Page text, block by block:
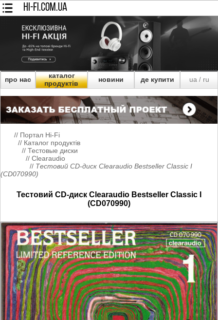
HI-FI.COM.UA
про нас
каталог
продуктів
новини де купити ua/ ru
// Портал Hi-Fi
// Каталог продуктів
// Тестовые диски
// Clearaudio
// Тестовий CD-диск Clearaudio Bestseller Classic I
(CD070990)
Тестовий CD-диск Clearaudio Bestseller Classic I
(CD070990)